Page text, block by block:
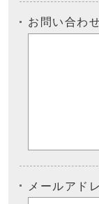
お問い合わ
メールアド